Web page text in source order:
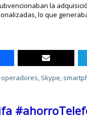
la
lo que
operadores, Skype,